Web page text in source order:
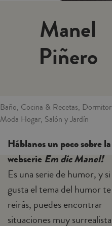
Manel
Piñero
Baño, Cocina & Recetas,
Moda Hogar, Salón y Jardín
Háblanos un poco sobre la
webserie Em dic Manel!
Es una serie de humor, y
gusta el tema del humor te
reirás, puedes encontrar
situaciones muy